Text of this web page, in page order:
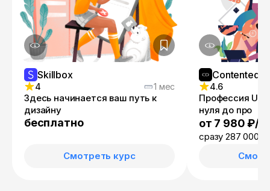
Skillbox
4 1 мес
Здесь начинается ваш путь к
дизайну
бесплатно
Смотреть курс
Contented
4.6
Профессия
нуля до про
от 7 980 ₽/
сразу 287 000 ₽